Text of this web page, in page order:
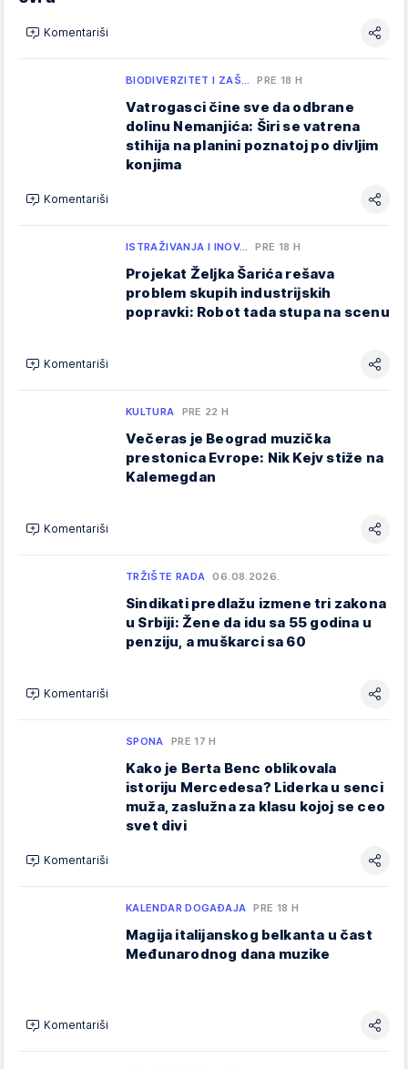
Komentariši
BIODIVERZITET I ZAŠ… PRE 18 H
Vatrogasci čine sve da odbrane
dolinu Nemanjića: Širi se vatrena
stihija na planini poznatoj po divljim
konjima
Komentariši
ISTRAŽIVANJA I INOV… PRE 18 H
Projekat Željka Šarića rešava
problem skupih industrijskih
popravki: Robot tada stupa na scenu
Komentariši
KULTURA PRE 22 H
Večeras je Beograd muzička
prestonica Evrope: Nik Kejv stiže na
Kalemegdan
Komentariši
TRŽIŠTE RADA 06.08.2026.
Sindikati predlažu izmene tri zakona
u Srbiji: Žene da idu sa 55 godina u
penziju, a muškarci sa 60
Komentariši
SPONA PRE 17 H
Kako je Berta Benc oblikovala
istoriju Mercedesa? Liderka u senci
muža, zaslužna za klasu kojoj se ceo
svet divi
Komentariši
KALENDAR DOGAĐAJA PRE 18 H
Magija italijanskog belkanta u čast
Međunarodnog dana muzike
Komentariši